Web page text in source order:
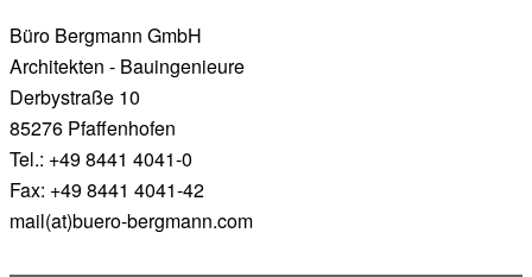
Büro Bergmann GmbH
Architekten - Bauingenieure
Derbystraße 10
85276 Pfaffenhofen
Tel.: +49 8441 4041-0
Fax: +49 8441 4041-42
mail(at)buero-bergmann.com